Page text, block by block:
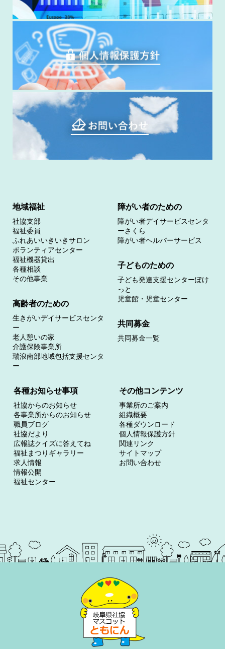
地域福祉
社協支部
福祉委員
ふれあいいきいきサロン
ボランティアセンター
福祉機器貸出
各種相談
その他事業
高齢者のための
生きがいデイサービスセンタ
ー
老人憩いの家
介護保険事業所
瑞浪南部地域包括支援センタ
ー
障がい者のための
障がい者デイサービスセンタ
ーさくら
障がい者ヘルパーサービス
子どものための
子ども発達支援センターぽけ
っと
児童館・児童センター
共同募金
共同募金一覧
各種お知らせ事項
社協からのお知らせ
各事業所からのお知らせ
職員ブログ
社協だより
広報誌クイズに答えてね
福祉まつりギャラリー
求人情報
情報公開
福祉センター
その他コンテンツ
事業所のご案内
組織概要
各種ダウンロード
個人情報保護方針
関連リンク
サイトマップ
お問い合わせ